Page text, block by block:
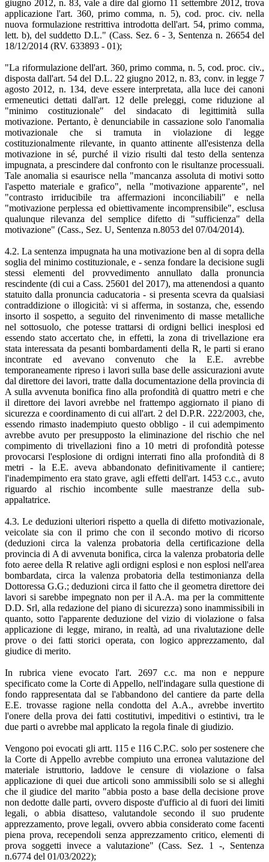
giugno 2012, n. 83, vale a dire dal giorno 11 settembre 2012, trova
applicazione l'art. 360, primo comma, n. 5), cod. proc. civ. nella
nuova formulazione restrittiva introdotta dell'art. 54, primo comma,
lett. b), del suddetto D.L." (Cass. Sez. 6 - 3, Sentenza n. 26654 del
18/12/2014 (RV. 633893 - 01);
"La riformulazione dell'art. 360, primo comma, n. 5, cod. proc. civ.,
disposta dall'art. 54 del D.L. 22 giugno 2012, n. 83, conv. in legge 7
agosto 2012, n. 134, deve essere interpretata, alla luce dei canoni
ermeneutici dettati dall'art. 12 delle preleggi, come riduzione al
"minimo costituzionale" del sindacato di legittimità sulla
motivazione. Pertanto, è denunciabile in cassazione solo l'anomalia
motivazionale che si tramuta in violazione di legge
costituzionalmente rilevante, in quanto attinente all'esistenza della
motivazione in sé, purché il vizio risulti dal testo della sentenza
impugnata, a prescindere dal confronto con le risultanze processuali.
Tale anomalia si esaurisce nella "mancanza assoluta di motivi sotto
l'aspetto materiale e grafico", nella "motivazione apparente", nel
"contrasto irriducibile tra affermazioni inconciliabili" e nella
"motivazione perplessa ed obiettivamente incomprensibile", esclusa
qualunque rilevanza del semplice difetto di "sufficienza" della
motivazione" (Cass., Sez. U, Sentenza n.8053 del 07/04/2014).
4.2. La sentenza impugnata ha una motivazione ben al di sopra della
soglia del minimo costituzionale, e - senza fondare la decisione sugli
stessi elementi del provvedimento annullato dalla pronuncia
rescindente (di cui a Cass. 25601 del 2017), ma attenendosi a quanto
statuito dalla pronuncia caducatoria - si presenta scevra da qualsiasi
contraddizione o illogicità: vi si afferma, in sostanza, che, essendo
insorto il sospetto, a seguito del rinvenimento di masse metalliche
nel sottosuolo, che potesse trattarsi di ordigni bellici inesplosi ed
essendo stato accertato che, in effetti, la zona di trivellazione era
stata interessata da pesanti bombardamenti della R, le parti si erano
incontrate ed avevano convenuto che la E.E. avrebbe
temporaneamente ripreso i lavori sulla base delle assicurazioni avute
dal direttore dei lavori, tratte dalla documentazione della provincia di
A sulla avvenuta bonifica fino alla profondità di quattro metri e che
il direttore dei lavori avrebbe nel frattempo aggiornato il piano di
sicurezza e coordinamento di cui all'art. 2 del D.P.R. 222/2003, che,
essendo rimasto inadempiuto questo obbligo - il cui adempimento
avrebbe avuto per presupposto la eliminazione del rischio che nel
compimento di trivellazioni fino a 10 metri di profondità potesse
provocarsi l'esplosione di ordigni interrati fino alla profondità di 8
metri - la E.E. aveva abbandonato definitivamente il cantiere;
l'inadempimento era stato grave, agli effetti dell'art. 1453 c.c., avuto
riguardo al rischio incombente sulle maestranze della sub-
appaltatrice.
4.3. Le deduzioni ulteriori rispetto a quella di difetto motivazionale,
veicolate sia con il primo che con il secondo motivo di ricorso
(deduzioni circa la valenza probatoria della certificazione della
provincia di A di avvenuta bonifica, circa la valenza probatoria delle
foto aeree della R relative agli ordigni esplosi e non esplosi nell'area
bombardata, circa la valenza probatoria della testimonianza della
Dottoressa G.G.; deduzioni circa il fatto che il geometra direttore dei
lavori si sarebbe impegnato non per il A.A. ma per la committente
D.D. Srl, alla redazione del piano di sicurezza) sono inammissibili in
quanto, sotto l'apparente deduzione del vizio di violazione o falsa
applicazione di legge, mirano, in realtà, ad una rivalutazione delle
prove o dei fatti storici operata, con logico apprezzamento, dal
giudice di merito.
In rubrica viene evocato l'art. 2697 c.c. ma non e neppure
specificato come la Corte di Appello, nell'indagare sulla questione di
fondo rappresentata dal se l'abbandono del cantiere da parte della
E.E. trovasse ragione nella condotta del A.A., avrebbe invertito
l'onere della prova dei fatti costitutivi, impeditivi o estintivi, tra le
due parti o avrebbe mal applicato la regola finale di giudizio.
Vengono poi evocati gli artt. 115 e 116 C.P.C. solo per sostenere che
la Corte di Appello avrebbe compiuto una erronea valutazione del
materiale istruttorio, laddove le censure di violazione o falsa
applicazione di quei due articoli sono ammissibili solo se si alleghi
che il giudice del marito "abbia posto a base della decisione prove
non dedotte dalle parti, ovvero disposte d'ufficio al di fuori dei limiti
legali, o abbia disatteso, valutandole secondo il suo prudente
apprezzamento, prove legali, ovvero abbia considerato come facenti
piena prova, recependoli senza apprezzamento critico, elementi di
prova soggetti invece a valutazione" (Cass. Sez. 1 -, Sentenza
n.6774 del 01/03/2022);